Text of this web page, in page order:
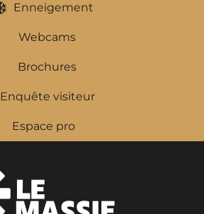
Enneigement
Webcams
Brochures
Enquête visiteur
Espace pro